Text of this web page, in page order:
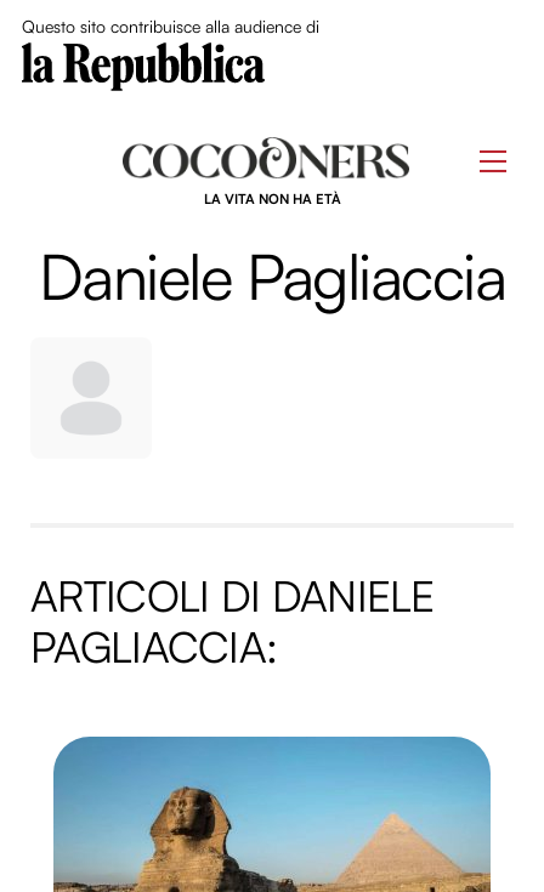
Questo sito contribuisce alla audience di
LA VITA NON HA ETÀ
Daniele Pagliaccia
ARTICOLI DI DANIELE
PAGLIACCIA: